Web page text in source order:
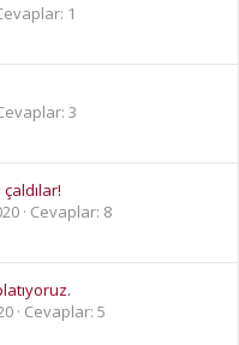
1
3
Cevaplar: 8
Cevaplar: 5